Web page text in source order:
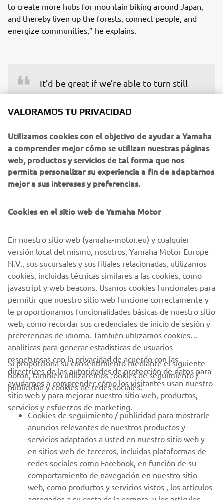
to create more hubs for mountain biking around Japan,
and thereby liven up the forests, connect people, and
energize communities,” he explains.
It’d be great if we’re able to turn still-
struggling areas around so that more
people and places can express how
the better.
— Kotaro Ogura, Technical Research &
Development Center Yamaha Motor Co., Ltd.
The information and/or imagery on these webpages may
never be used for commercial or non-commercial
purposes without the explicit written consent of Yamaha
Motor Europe N.V. and/or Yamaha Motor Co., Ltd.
Always ride in a safe manner and obey all local road laws.
CORPORATIVO
PROFESIONALES
MÁS YAMAHA
AYUDA
VALORAMOS TU PRIVACIDAD
Utilizamos cookies con el objetivo de ayudar a Yamaha
a comprender mejor cómo se utilizan nuestras páginas
web, productos y servicios de tal forma que nos
permita personalizar su experiencia a fin de adaptarnos
mejor a sus intereses y preferencias.
Cookies en el sitio web de Yamaha Motor
En nuestro sitio web (yamaha-motor.eu) y cualquier
versión local del mismo, nosotros, Yamaha Motor Europe
N.V., sus sucursales y sus filiales relacionadas, utilizamos
cookies, incluidas técnicas similares a las cookies, como
javascript y web beacons. Usamos cookies funcionales para
permitir que nuestro sitio web funcione correctamente y
le proporcionamos funcionalidades básicas de nuestro sitio
web, como recordar sus credenciales de inicio de sesión y
preferencias de idioma. También utilizamos cookies
analíticas para generar estadísticas de usuarios
respetuosas con la privacidad de acuerdo con las
directrices de las autoridades de protección de datos para
ayudarnos a comprender cómo los visitantes usan nuestro
sitio web y para mejorar nuestro sitio web, productos,
servicios y esfuerzos de marketing.
Si proporciona su consentimiento mediante el siguiente
botón, también utilizaremos cookies de seguimiento /
publicidad y cookies de redes sociales:
Cookies de seguimiento / publicidad para mostrarle
anuncios relevantes de nuestros productos y
servicios adaptados a usted en nuestro sitio web y
en sitios web de terceros, incluidas plataformas de
redes sociales como Facebook, en función de su
comportamiento de navegación en nuestro sitio
web, como productos y servicios vistos , los artículos